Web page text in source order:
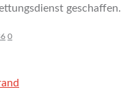
geschaffen.
0